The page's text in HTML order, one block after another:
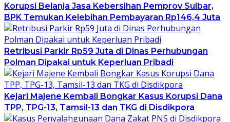
Korupsi Belanja Jasa Kebersihan Pemprov Sulbar,
BPK Temukan Kelebihan Pembayaran Rp146,4 Juta
Retribusi Parkir Rp59 Juta di Dinas Perhubungan
Polman Dipakai untuk Keperluan Pribadi
Kejari Majene Kembali Bongkar Kasus Korupsi Dana
TPP, TPG-13, Tamsil-13 dan TKG di Disdikpora